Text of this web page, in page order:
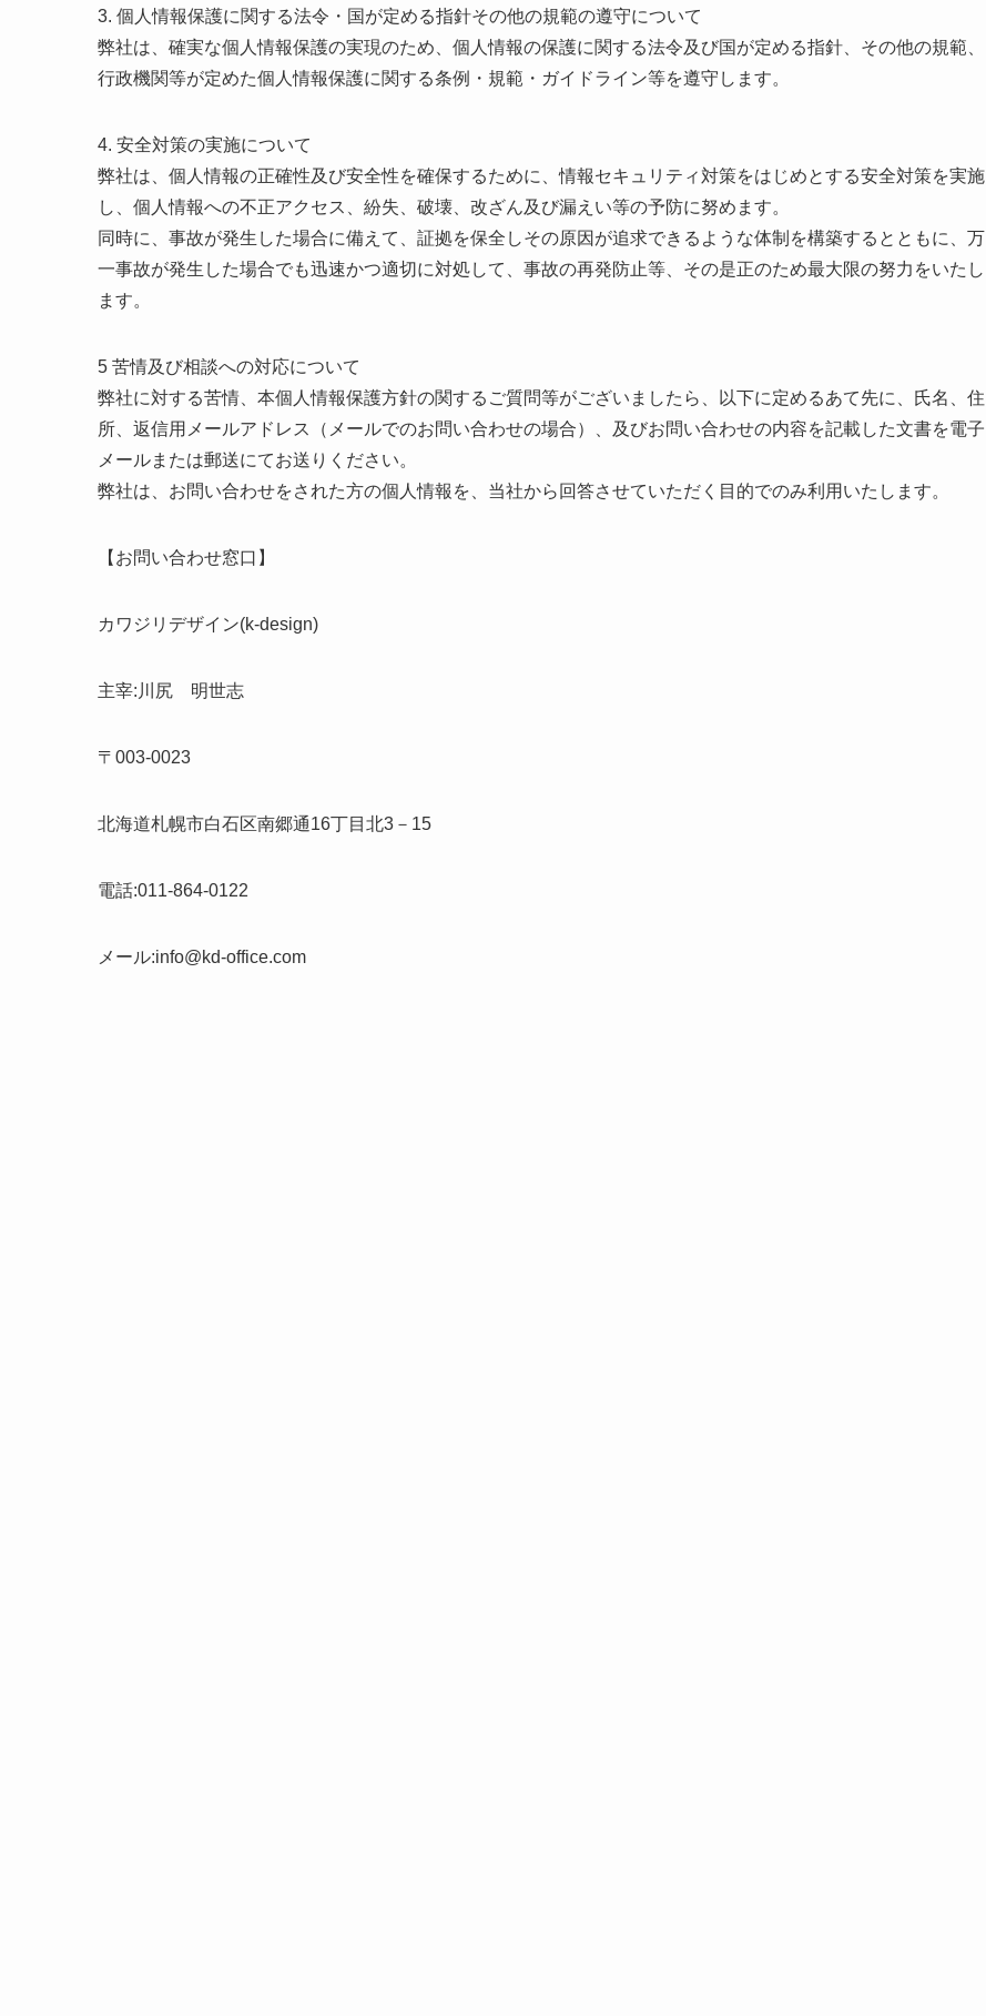
3. 個人情報保護に関する法令・国が定める指針その他の規範の遵守について
弊社は、確実な個人情報保護の実現のため、個人情報の保護に関する法令及び国が定める指針、その他の規範、
行政機関等が定めた個人情報保護に関する条例・規範・ガイドライン等を遵守します。
4. 安全対策の実施について
弊社は、個人情報の正確性及び安全性を確保するために、情報セキュリティ対策をはじめとする安全対策を実施
し、個人情報への不正アクセス、紛失、破壊、改ざん及び漏えい等の予防に努めます。
同時に、事故が発生した場合に備えて、証拠を保全しその原因が追求できるような体制を構築するとともに、万
一事故が発生した場合でも迅速かつ適切に対処して、事故の再発防止等、その是正のため最大限の努力をいたし
ます。
5 苦情及び相談への対応について
弊社に対する苦情、本個人情報保護方針の関するご質問等がございましたら、以下に定めるあて先に、氏名、住
所、返信用メールアドレス（メールでのお問い合わせの場合）、及びお問い合わせの内容を記載した文書を電子
メールまたは郵送にてお送りください。
弊社は、お問い合わせをされた方の個人情報を、当社から回答させていただく目的でのみ利用いたします。
【お問い合わせ窓口】
カワジリデザイン(k-design)
主宰:川尻 明世志
〒003-0023
北海道札幌市白石区南郷通16丁目北3－15
電話:011-864-0122
メール:info@kd-office.com